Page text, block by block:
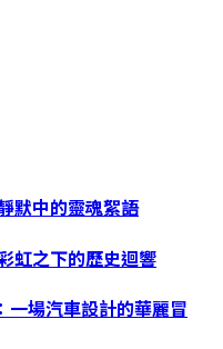
默中的靈魂絮語
虹之下的歷史迴響
一場汽車設計的華麗冒